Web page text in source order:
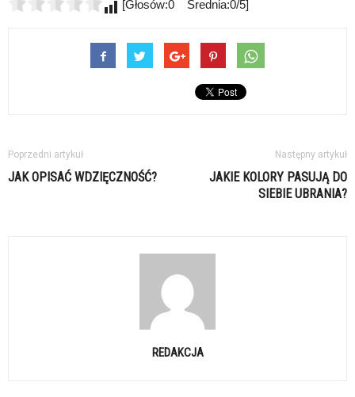
[Głosów:0 Średnia:0/5]
Poprzedni artykuł
JAK OPISAĆ WDZIĘCZNOŚĆ?
Następny artykuł
JAKIE KOLORY PASUJĄ DO
SIEBIE UBRANIA?
REDAKCJA